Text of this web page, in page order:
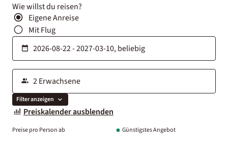
Wie willst du reisen?
Eigene Anreise
Mit Flug
Filter anzeigen
Preiskalender ausblenden
Preise pro Person ab Günstigstes Angebot